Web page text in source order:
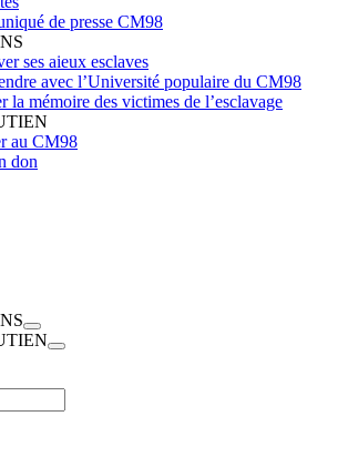
de presse CM98
ses aieux esclaves
avec l’Université populaire du CM98
la mémoire des victimes de l’esclavage
au CM98
don